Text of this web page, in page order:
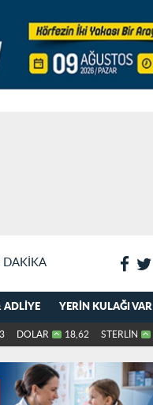
DAKIKA
ADLIYE YERIN KULAĞI VAR
DOLAR 18,62 STERLİN